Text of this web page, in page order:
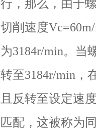
行，那么，由于
切削速度
为3184r/min。当
转至3184r/min，
且反转至设定速
匹配，这被称为